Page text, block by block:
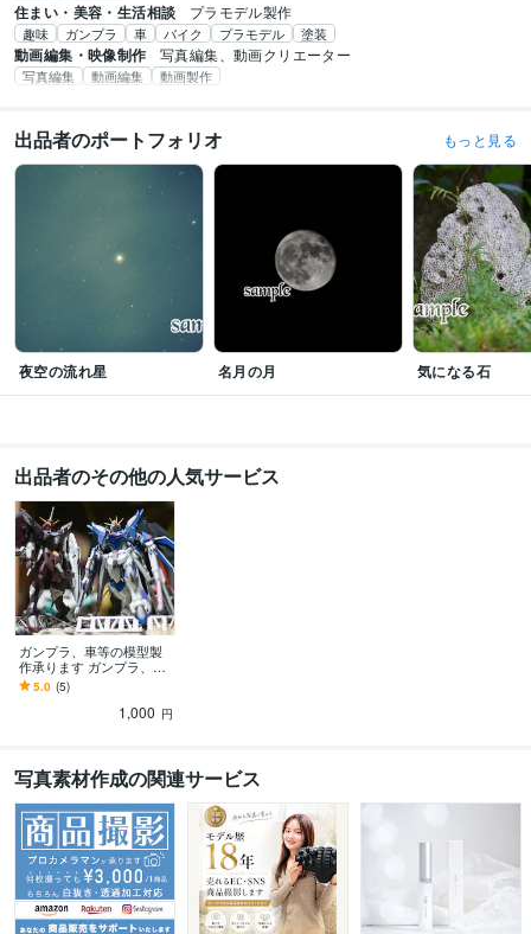
住まい・美容・生活相談 プラモデル製作
趣味 ガンプラ 車 バイク プラモデル 塗装
動画編集・映像制作 写真編集、動画クリエーター
写真編集 動画編集 動画製作
出品者のポートフォリオ もっと見る
夜空の流れ星 名月の月 気になる石
出品者のその他の人気サービス
ガンプラ、車等の模型製
作承ります ガンプラ、
車、バイク塗装の製作承
ります。
5.0 (5)
1,000 円
写真素材作成の関連サービス